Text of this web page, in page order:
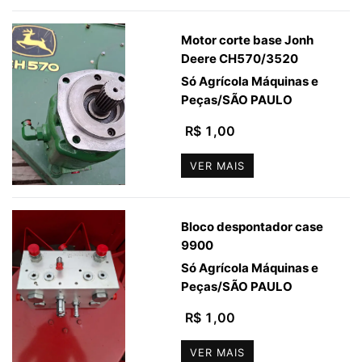
Motor corte base Jonh
Deere CH570/3520
Só Agrícola Máquinas e
Peças/SÃO PAULO
R$ 1,00
VER MAIS
Bloco despontador case
9900
Só Agrícola Máquinas e
Peças/SÃO PAULO
R$ 1,00
VER MAIS